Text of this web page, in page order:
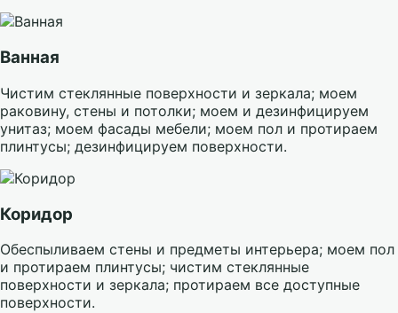
Ванная
Чистим стеклянные поверхности и зеркала; моем
раковину, стены и потолки; моем и дезинфицируем
унитаз; моем фасады мебели; моем пол и протираем
плинтусы; дезинфицируем поверхности.
Коридор
Обеспыливаем стены и предметы интерьера; моем пол
и протираем плинтусы; чистим стеклянные
поверхности и зеркала; протираем все доступные
поверхности.